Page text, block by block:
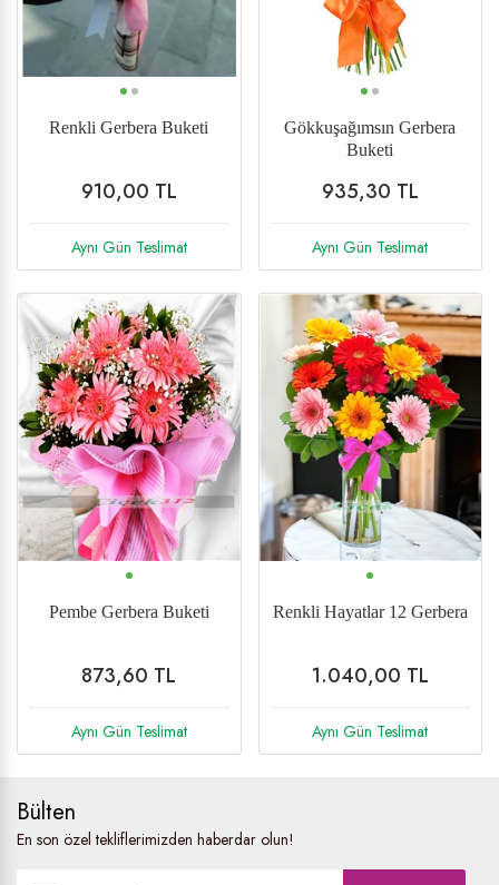
Vip
Karanfil
Cipsofilya(Şans Çiçeği)
Saksı Çiçekleri
Ay Çiçeği
Bonsai
Gelin Buketi
Düğün Çiçekleri
Cenaze Çelenkleri
Ferforje
Renkli Gerbera Buketi
910,00 TL
Aynı Gün Teslimat
Gökkuşağımsın Gerbera
Buketi
935,30 TL
Aynı Gün Teslimat
%24 İndirim Yeni
Pembe Gerbera Buketi
873,60 TL
Aynı Gün Teslimat
%23 İndirim Yeni
Renkli Hayatlar 12 Gerbera
1.040,00 TL
Aynı Gün Teslimat
Bülten
En son özel tekliflerimizden haberdar olun!